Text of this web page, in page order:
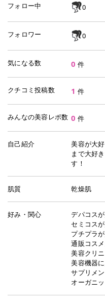
フォロー中 0
フォロワー 0
気になる数 0 件
クチコミ投稿数 1 件
みんなの美容レポ数 0 件
自己紹介
美容が大
まで大好
す！
肌質 乾燥肌
好み・関心
デパコス
セミコス
プチプラ
通販コス
美容クリ
美容機器
サプリメ
オーガニ